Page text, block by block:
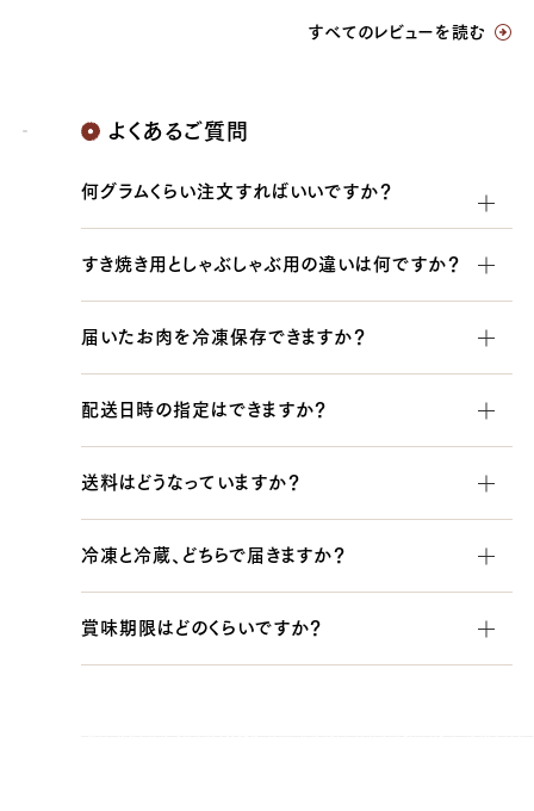
すべてのレビューを読む
よくあるご質問
何グラムくらい注文すればいいですか？
すき焼き用としゃぶしゃぶ用の違いは何ですか？
厚さでスライスしております。どちらをお選びいただいても、
すき焼き・しゃぶしゃぶのどちらでもお召し上がりいただけ
ます。
届いたお肉を冷凍保存できますか？
気に触れないよう、肉の表面をラップ等で包んで冷凍してく
ださい。
配送日時の指定はできますか？
中/14〜16時/16〜18時/18〜20時/19〜21時からお選
びいただけます。営業日の14時までのご注文で翌日のお届
けが可能です（一部地域を除く）。
送料はどうなっていますか？
送料無料になります。その他、この金額以下でも送料無料
の商品はございます。商品ページに記載しております。
冷凍と冷蔵、どちらで届きますか？
望」とお書き添えいただければ、冷凍でのお手配も可能で
す。
賞味期限はどのくらいですか？